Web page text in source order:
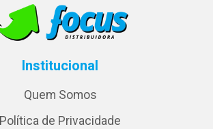
Institucional
Quem Somos
Política de Privacidade